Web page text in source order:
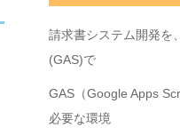
請求書システム開発を
(GAS)で
GAS（Google Apps
必要な環境